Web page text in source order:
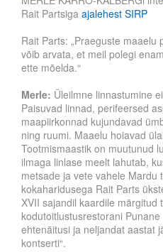
Rait Partsiga ajalehest SIRP
Rait Parts: „Praeguste
võib arvata, et meil polegi
ette mõelda.“
Merle: Üleilmne linnastumine
Paisuvad linnad, perifeersed
maapiirkonnad kujundavad
ning ruumi. Maaelu hoiavad
Tootmismaastik on muutunud
ilmaga linlase meelt lahutab,
metsade ja vete vahele Mardu
kokaharidusega Rait Parts
XVII sajandil kaardile
kodutoitlustusrestorani
ehtenäitusi ja neljandat aastat
kontserti“.